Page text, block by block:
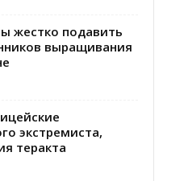
жестко подавить
выращивания
экстремиста,
теракта